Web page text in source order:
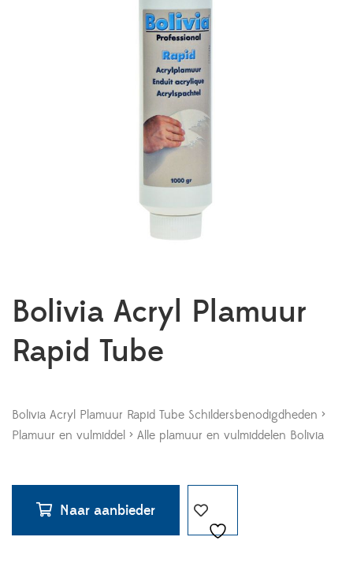
Bolivia Acryl Plamuur
Rapid Tube
Bolivia Acryl Plamuur Rapid Tube Schildersbenodigdheden >
Plamuur en vulmiddel > Alle plamuur en vulmiddelen Bolivia
Naar aanbieder